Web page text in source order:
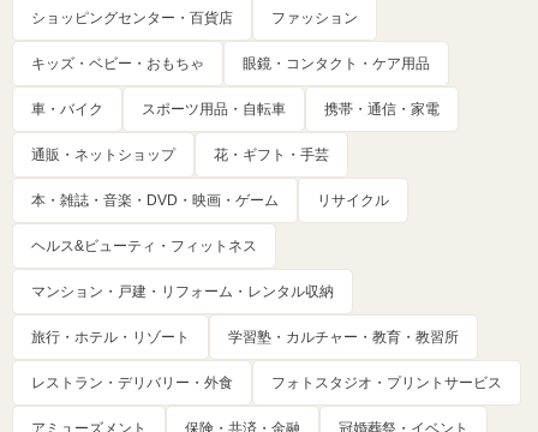
ショッピングセンター・百貨店 ファッション
キッズ・ベビー・おもちゃ 眼鏡・コンタクト・ケア用品
車・バイク スポーツ用品・自転車 携帯・通信・家電
通販・ネットショップ 花・ギフト・手芸
本・雑誌・音楽・DVD・映画・ゲーム リサイクル
ヘルス&ビューティ・フィットネス
マンション・戸建・リフォーム・レンタル収納
旅行・ホテル・リゾート 学習塾・カルチャー・教育・教習所
レストラン・デリバリー・外食 フォトスタジオ・プリントサービス
アミューズメント 保険・共済・金融 冠婚葬祭・イベント